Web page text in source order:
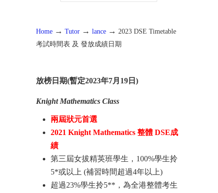
Home → Tutor → lance → 2023 DSE Timetable
考試時間表 及 發放成績日期
放榜日期(暫定2023年7月19日)
Knight Mathematics Class
兩屆狀元首選
2021 Knight Mathematics 整體 DSE成
績
第三屆女拔精英班學生，100%學生拎
5*或以上 (補習時間超過4年以上)
超過23%學生拎5**，為全港整體考生